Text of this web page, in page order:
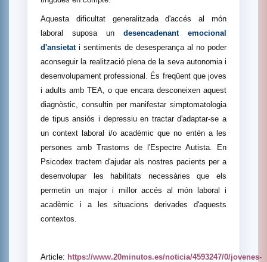
Aquesta dificultat generalitzada d'accés al món
laboral suposa un desencadenant emocional
d'ansietati sentiments de desesperança al no poder
aconseguir la realització plena de la seva autonomia i
desenvolupament professional. És freqüent que joves
i adults amb TEA, o que encara desconeixen aquest
diagnòstic, consultin per manifestar simptomatologia
de tipus ansiós i depressiu en tractar d'adaptar-se a
un context laboral i/o acadèmic que no entén a les
persones amb Trastorns de l'Espectre Autista. En
Psicodex tractem d'ajudar als nostres pacients per a
desenvolupar les habilitats necessàries que els
permetin un major i millor accés al món laboral i
acadèmic i a les situacions derivades d'aquests
contextos.
Article: https://www.20minutos.es/noticia/4593247/0/jovenes-